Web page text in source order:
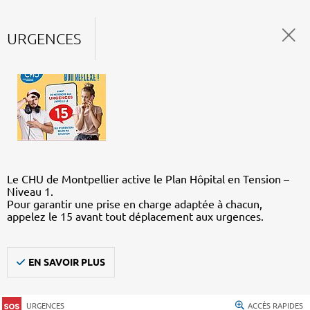
URGENCES
Le CHU de Montpellier active le Plan Hôpital en Tension –
Niveau 1.
Pour garantir une prise en charge adaptée à chacun,
appelez le 15 avant tout déplacement aux urgences.
EN SAVOIR PLUS
URGENCES ACCÈS RAPIDES